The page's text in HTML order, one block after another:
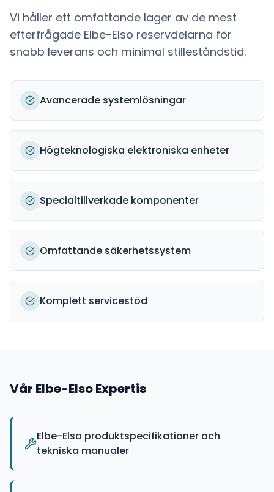
Vi håller ett omfattande lager av de mest
efterfrågade Elbe-Elso reservdelarna för
snabb leverans och minimal stilleståndstid.
Avancerade systemlösningar
Högteknologiska elektroniska enheter
Specialtillverkade komponenter
Omfattande säkerhetssystem
Komplett servicestöd
Vår Elbe-ElsoExpertis
Elbe-Elso produktspecifikationer och
tekniska manualer